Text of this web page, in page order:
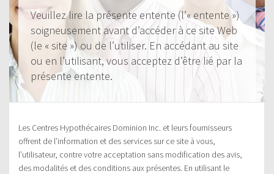
Veuillez lire la présente entente (l’« entente »)
soigneusement avant d’accéder à ce site Web
(le « site ») ou de l’utiliser. En accédant au site
ou en l’utilisant, vous acceptez d’être lié par la
présente entente.
Les Centres Hypothécaires Dominion Inc. et leurs fournisseurs
offrent de l’information et des services sur ce site à vous,
l’utilisateur, contre votre acceptation sans modification des avis,
des modalités et des conditions aux présentes. En utilisant le